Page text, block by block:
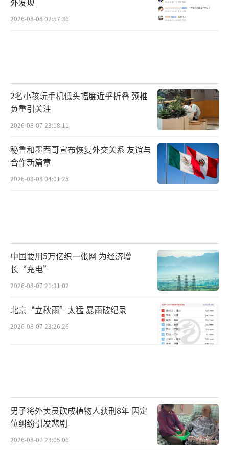
2026-08-08 02:57:36
2名小孩玩手机低头幅度近乎折叠 颈椎
负重引关注
2026-08-07 23:18:11
秘鲁和墨西哥宣布恢复外交关系 友谊与
合作新篇章
2026-08-08 04:01:25
中国要用5万亿织一张网 为经济增
长“充电”
2026-08-07 21:31:02
北京“立秋雨”太猛 暴雨破纪录
2026-08-07 23:26:26
男子将外卖员砍成植物人获刑8年 因定
位纠纷引发悲剧
2026-08-07 23:05:06